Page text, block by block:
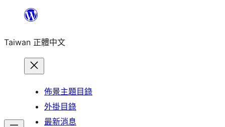
主
Taiwan 正體中文
佈景主題目錄
外掛目錄
最新消息